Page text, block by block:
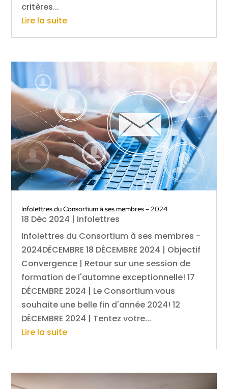
critères...
Lire la suite
Infolettres du Consortium à ses membres – 2024
18 Déc 2024 | Infolettres
Infolettres du Consortium à ses membres -
2024DÉCEMBRE 18 DÉCEMBRE 2024 | Objectif
Convergence | Retour sur une session de
formation de l'automne exceptionnelle! 17
DÉCEMBRE 2024 | Le Consortium vous
souhaite une belle fin d'année 2024! 12
DÉCEMBRE 2024 | Tentez votre...
Lire la suite